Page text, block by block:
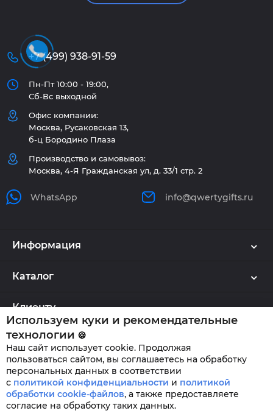
+7 (499) 938-91-59
Пн-Пт 10:00 - 19:00,
Сб-Вс выходной
Офис компании:
Москва, Русаковская 13,
б-ц Бородино Плаза
Производство и самовывоз:
Москва, 4-Я Гражданская ул, д. 33/1 стр. 2
WhatsApp info@qwertygifts.ru
Информация
Каталог
Клиенту
QWERTYGIFTS © 2026
Используем куки и рекомендательные
технологии 🍪
Наш сайт использует cookie. Продолжая
пользоваться сайтом, вы соглашаетесь на обработку
персональных данных в соответствии
с политикой конфиденциальности и политикой
обработки cookie-файлов, а также предоставляете
согласие на обработку таких данных.